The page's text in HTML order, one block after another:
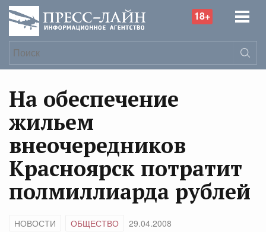
18+
На обеспечение
жильем
внеочередников
Красноярск потратит
полмиллиарда рублей
НОВОСТИ ОБЩЕСТВО 29.04.2008